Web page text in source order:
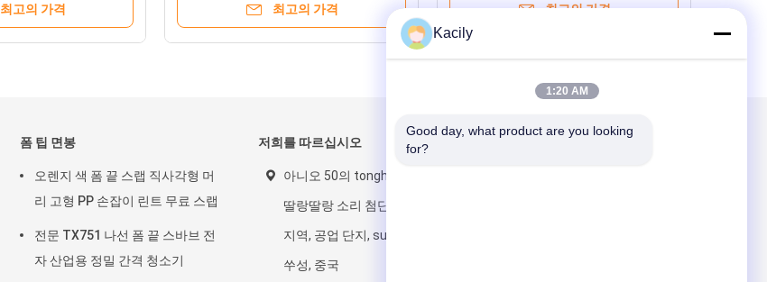
최고의 가격 최고의 가격 최고의 가격
폼 팁 면봉
오렌지 색 폼 끝 스랩 직사각형 머
리 고형 PP 손잡이 린트 무료 스랩
전문 TX751 나선 폼 끝 스바브 전
자 산업용 정밀 간격 청소기
저희를 따르십시오
아니오 50의 tonghe 도로, 위
딸랑딸랑 소리 첨단 과학 밀집
지역, 공업 단지, suzhou 시, 장
쑤성, 중국
우리를 메일
Kacily
1:20 AM
Good day, what product are you looking
for?